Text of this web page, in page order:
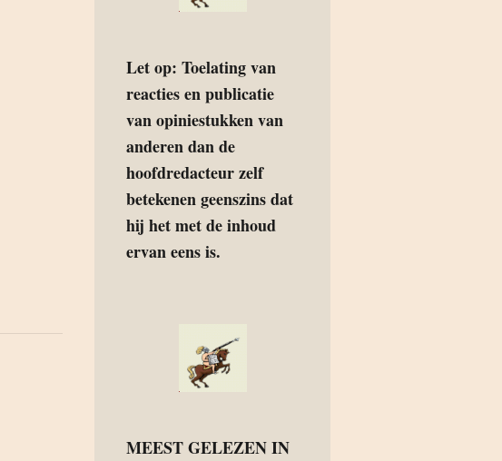
Let op: Toelating van
reacties en publicatie
van opiniestukken van
anderen dan de
hoofdredacteur zelf
betekenen geenszins dat
hij het met de inhoud
ervan eens is.
MEEST GELEZEN IN